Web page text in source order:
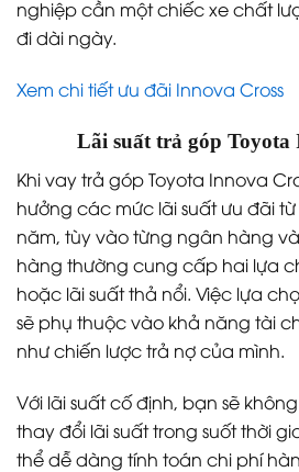
nghiệp cần một chiếc xe chất
đi dài ngày.
Xem chi tiết ưu đãi Innova Cross
Lãi suất trả góp Toyota
Khi vay trả góp Toyota Innova
hưởng các mức lãi suất ưu đãi từ
năm, tùy vào từng ngân hàng
hàng thường cung cấp hai lựa
hoặc lãi suất thả nổi. Việc lựa
sẽ phụ thuộc vào khả năng tài
như chiến lược trả nợ của mình.
Với lãi suất cố định, bạn sẽ
thay đổi lãi suất trong suốt thời
thể dễ dàng tính toán chi phí